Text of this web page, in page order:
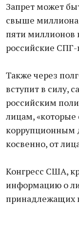
Запрет может
свыше
пяти миллионов
российские
Также через
вступит в силу,
российским
лицам,
коррупционным
косвенно, от
Конгресс США,
информацию о
принадлежащих